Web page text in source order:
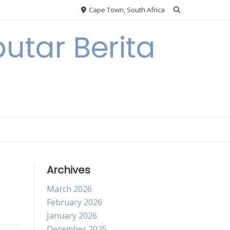
Cape Town, South Africa
Berita
Archives
March 2026
February 2026
January 2026